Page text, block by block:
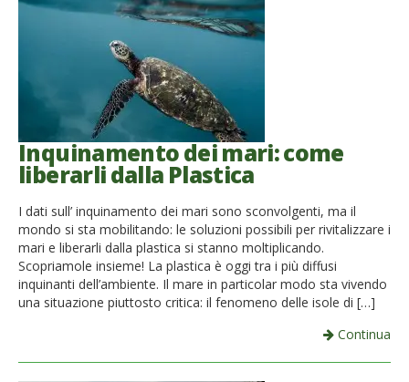
Inquinamento dei mari: come
liberarli dalla Plastica
I dati sull’ inquinamento dei mari sono sconvolgenti, ma il
mondo si sta mobilitando: le soluzioni possibili per rivitalizzare i
mari e liberarli dalla plastica si stanno moltiplicando.
Scopriamole insieme! La plastica è oggi tra i più diffusi
inquinanti dell’ambiente. Il mare in particolar modo sta vivendo
una situazione piuttosto critica: il fenomeno delle isole di […]
Continua